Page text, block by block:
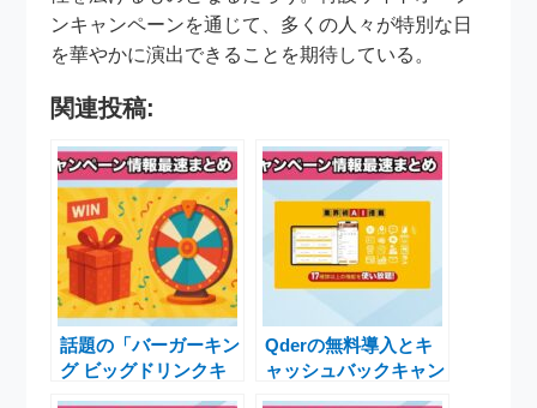
ンキャンペーンを通じて、多くの人々が特別な日
を華やかに演出できることを期待している。
関連投稿:
話題の「バーガーキン
グ ビッグドリンクキ
Qderの無料導入とキ
ャッシュバックキャン